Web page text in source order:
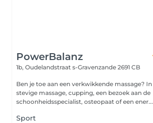
PowerBalanz
1b, Oudelandstraat s-Gravenzande 2691 CB
Ben je toe aan een verkwikkende massage? In deze tijd is een
stevige massage, cupping, een bezoek aan de
schoonheidsspecialist, osteopaat of een ener...
Sport